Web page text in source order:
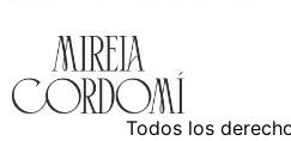
Todos los